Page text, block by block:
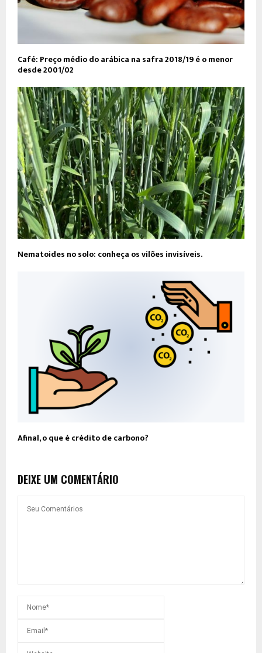
Café: Preço médio do arábica na safra 2018/19 é o menor
desde 2001/02
Nematoides no solo: conheça os vilões invisíveis.
Afinal, o que é crédito de carbono?
DEIXE UM COMENTÁRIO